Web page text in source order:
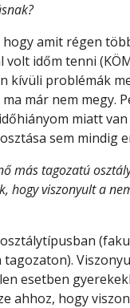
amit régen
volt időm tenni
kívüli problémák
már nem megy.
miatt
sem mindig
más tagozatú
hogy viszonyult a
esetben
ahhoz, hogy